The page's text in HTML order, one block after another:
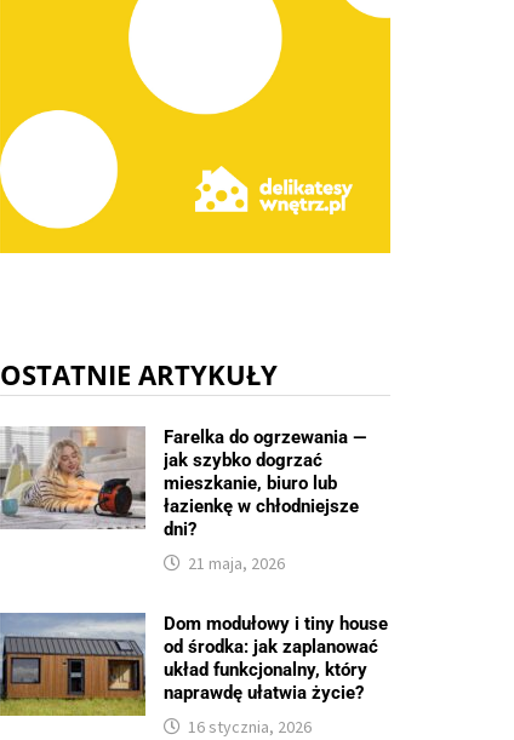
OSTATNIE ARTYKUŁY
Farelka do ogrzewania —
jak szybko dogrzać
mieszkanie, biuro lub
łazienkę w chłodniejsze
dni?
21 maja, 2026
Dom modułowy i tiny house
od środka: jak zaplanować
układ funkcjonalny, który
naprawdę ułatwia życie?
16 stycznia, 2026